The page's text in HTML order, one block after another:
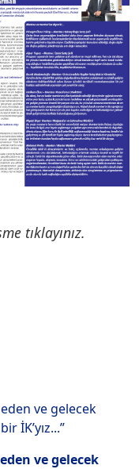
tıklayınız.
ve gelecek